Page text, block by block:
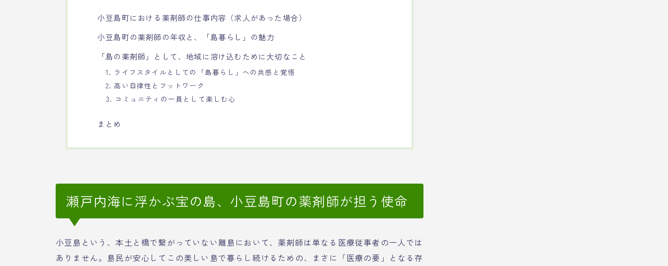
小豆島町における薬剤師の仕事内容（求人があった場合）
小豆島町の薬剤師の年収と、「島暮らし」の魅力
「島の薬剤師」として、地域に溶け込むために大切なこと
1. ライフスタイルとしての「島暮らし」への共感と覚悟
2. 高い自律性とフットワーク
3. コミュニティの一員として楽しむ心
まとめ
瀬戸内海に浮かぶ宝の島、小豆島町の薬剤師が担う使命
小豆島という、本土と橋で繋がっていない離島において、薬剤師は単なる医療従事者の一人では
ありません。島民が安心してこの美しい島で暮らし続けるための、まさに「医療の要」となる存